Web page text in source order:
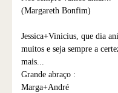
(Margareth Bonfim)
Jessica+Vinicius, que dia
muitos e seja sempre a
mais...
Grande abraço :
Marga+André